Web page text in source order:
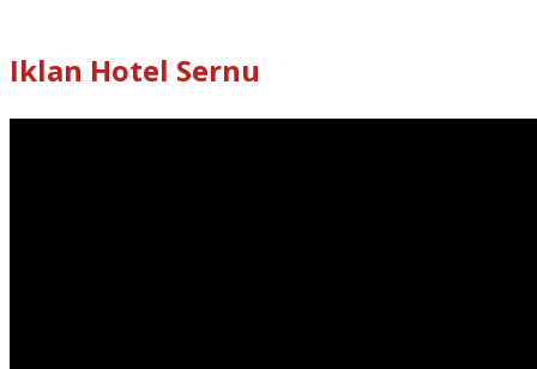
Iklan Hotel Sernu